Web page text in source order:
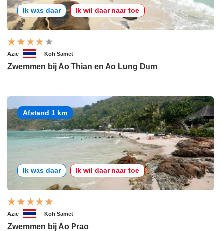
Ik was daar Ik wil daar naar toe
Azië Koh Samet
Zwemmen bij Ao Thian en Ao Lung Dum
Afstand 1 km
Ik was daar Ik wil daar naar toe
Azië Koh Samet
Zwemmen bij Ao Prao